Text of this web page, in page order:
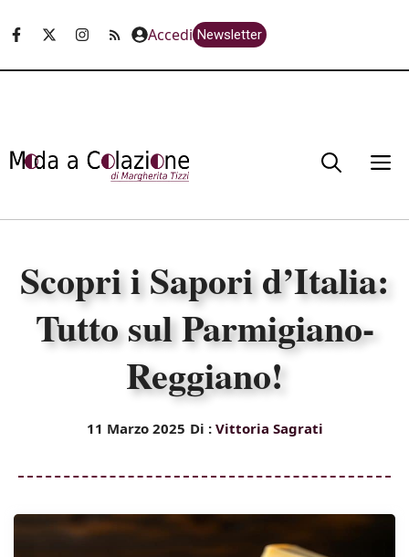
Accedi Newsletter
Scopri i Sapori d’Italia:
Tutto sul Parmigiano-
Reggiano!
11 Marzo 2025 Di : Vittoria Sagrati